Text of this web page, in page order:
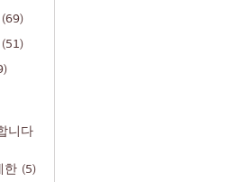
(69)
(51)
니다
한 (5)